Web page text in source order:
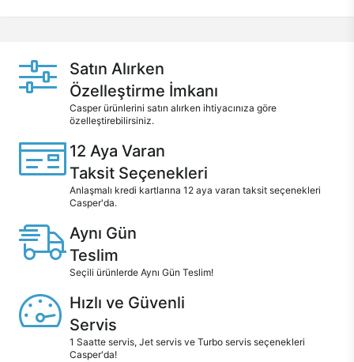
Satın Alırken
Özelleştirme İmkanı
Casper ürünlerini satın alırken ihtiyacınıza göre
özelleştirebilirsiniz.
12 Aya Varan
Taksit Seçenekleri
Anlaşmalı kredi kartlarına 12 aya varan taksit seçenekleri
Casper'da.
Aynı Gün
Teslim
Seçili ürünlerde Aynı Gün Teslim!
Hızlı ve Güvenli
Servis
1 Saatte servis, Jet servis ve Turbo servis seçenekleri
Casper'da!